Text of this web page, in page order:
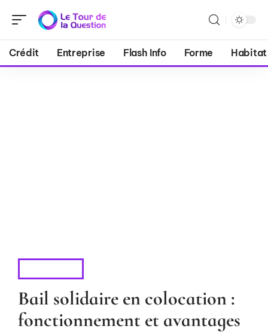
Crédit Entreprise Flash Info Forme Habitat
Bail solidaire en colocation :
fonctionnement et avantages